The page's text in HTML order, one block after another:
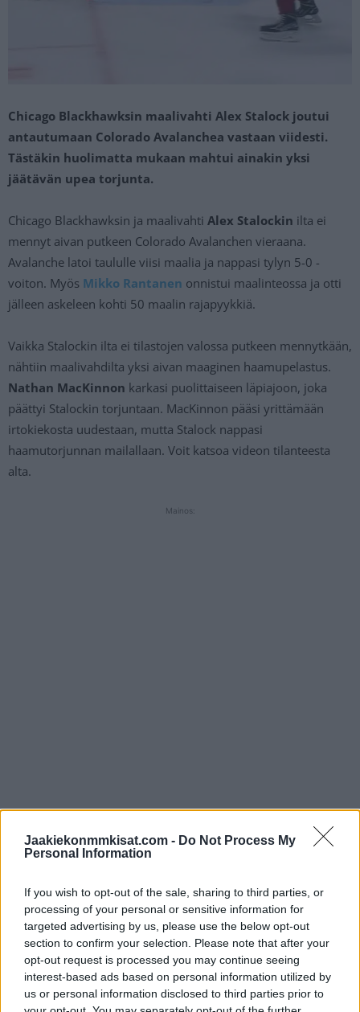
Jaakiekonmmkisat.com - Do Not Process My
Personal Information
If you wish to opt-out of the sale, sharing to third parties, or
processing of your personal or sensitive information for
targeted advertising by us, please use the below opt-out
section to confirm your selection. Please note that after your
opt-out request is processed you may continue seeing
interest-based ads based on personal information utilized by
us or personal information disclosed to third parties prior to
Chicago Blackhawksin maalivahti Alex Stalock joutui
antautumaan Colorado Avalanchea vastaan viidesti.
Tästäkin huolimatta mukaan mahtui ainakin yksi
jäätävän upea torjunta.
Chicago Blackhawksin ja maalivahti Alex Stalockin ilta ei
mennyt aivan putkeen Colorado Avalanchen vieraana.
Avalanche latoi taululle viisi maalia ja nappasi tylyn 5-0 -
voiton. Myös Mikko Rantanen onnistui maalinteossa ja otti
jälleen askeleen kohti 50 maalin rajapyykkiä.
Vaikka Stalockin ilta ei tilastojen valossa putkeen mennytkään,
nähtiin maalivahdilta yksi aivan maaginen haamupelastus.
Nathan MacKinnon karkasi puolittaiseen läpiajoon, joka
päättyi Stalockin torjuntaan. MacKinnon pääsi yrittämään
irtokiekosta uudestaan, mutta Stalock nappasi
haamutorjunnan mailallaan. Voit katsoa videon tilanteesta
alta.
Mainos:
Alex Stalock nappaa haamupelastuksen
https://twitter.com/NHL/status/1637991155886424066
Jos twiitti ei näy laitteellasi voit katsoa sen suoraanTwitteristä